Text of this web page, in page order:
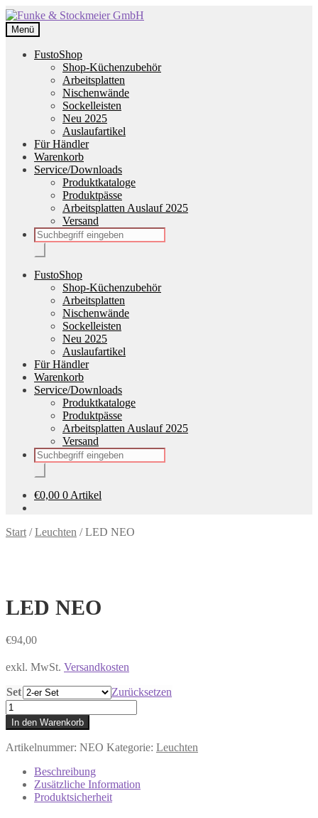
Zur
Navigation
springen
Zum
Inhalt
springen
Menü
FustoShop
Shop-Küchenzubehör
Arbeitsplatten
Nischenwände
Sockelleisten
Neu 2025
Auslaufartikel
Für Händler
Warenkorb
Service/Downloads
Produktkataloge
Produktpässe
Arbeitsplatten Auslauf 2025
Versand
Products
search
FustoShop
Shop-Küchenzubehör
Arbeitsplatten
Nischenwände
Sockelleisten
Neu 2025
Auslaufartikel
Für Händler
Warenkorb
Service/Downloads
Produktkataloge
Produktpässe
Arbeitsplatten Auslauf 2025
Versand
Products
search
€0,00 0 Artikel
Start /Leuchten /LED NEO
LED NEO
€94,00
exkl. MwSt. Versandkosten
Set
Zurücksetzen
LED
NEO
Menge
In den Warenkorb
Artikelnummer: NEO Kategorie: Leuchten
Beschreibung
Zusätzliche Information
Produktsicherheit